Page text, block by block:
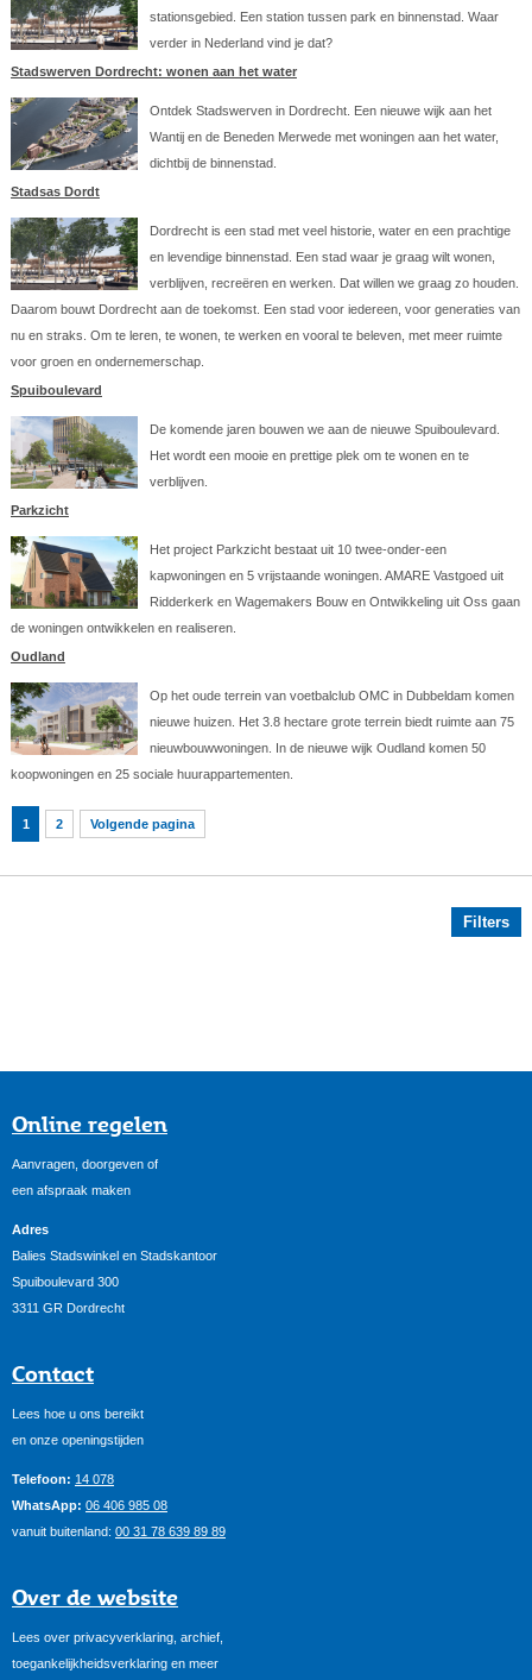
stationsgebied. Een station tussen park en binnenstad. Waar
verder in Nederland vind je dat?
Stadswerven Dordrecht: wonen aan het water
Ontdek Stadswerven in Dordrecht. Een nieuwe wijk aan het
Wantij en de Beneden Merwede met woningen aan het water,
dichtbij de binnenstad.
Stadsas Dordt
Dordrecht is een stad met veel historie, water en een prachtige
en levendige binnenstad. Een stad waar je graag wilt wonen,
verblijven, recreëren en werken. Dat willen we graag zo houden.
Daarom bouwt Dordrecht aan de toekomst. Een stad voor iedereen, voor generaties van
nu en straks. Om te leren, te wonen, te werken en vooral te beleven, met meer ruimte
voor groen en ondernemerschap.
Spuiboulevard
De komende jaren bouwen we aan de nieuwe Spuiboulevard.
Het wordt een mooie en prettige plek om te wonen en te
verblijven.
Parkzicht
Het project Parkzicht bestaat uit 10 twee-onder-een
kapwoningen en 5 vrijstaande woningen. AMARE Vastgoed uit
Ridderkerk en Wagemakers Bouw en Ontwikkeling uit Oss gaan
de woningen ontwikkelen en realiseren.
Oudland
Op het oude terrein van voetbalclub OMC in Dubbeldam komen
nieuwe huizen. Het 3.8 hectare grote terrein biedt ruimte aan 75
nieuwbouwwoningen. In de nieuwe wijk Oudland komen 50
koopwoningen en 25 sociale huurappartementen.
1 2 Volgende pagina
Filters
Online regelen
Aanvragen, doorgeven of
een afspraak maken
Adres
Balies Stadswinkel en Stadskantoor
Spuiboulevard 300
3311 GR Dordrecht
Contact
Lees hoe u ons bereikt
en onze openingstijden
Telefoon: 14 078
WhatsApp: 06 406 985 08
vanuit buitenland: 00 31 78 639 89 89
Over de website
Lees over privacyverklaring, archief,
toegankelijkheidsverklaring en meer